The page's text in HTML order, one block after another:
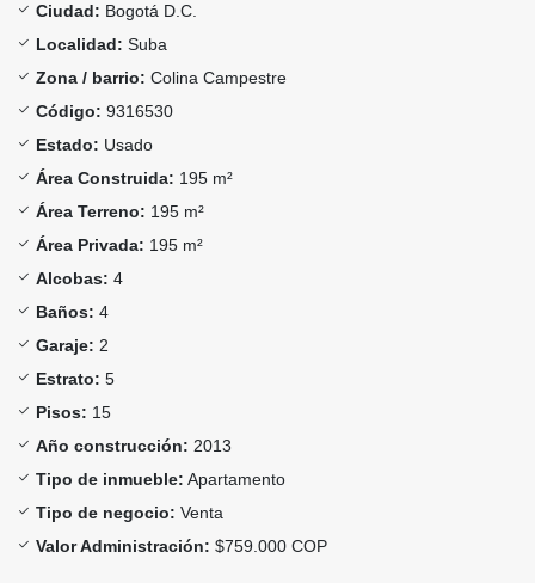
Ciudad: Bogotá D.C.
Localidad: Suba
Zona / barrio: Colina Campestre
Código: 9316530
Estado: Usado
Área Construida: 195 m²
Área Terreno: 195 m²
Área Privada: 195 m²
Alcobas: 4
Baños: 4
Garaje: 2
Estrato: 5
Pisos: 15
Año construcción: 2013
Tipo de inmueble: Apartamento
Tipo de negocio: Venta
Valor Administración: $759.000 COP